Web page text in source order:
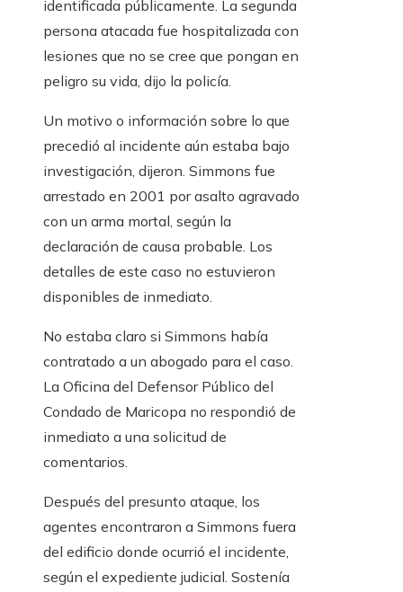
identificada públicamente. La segunda
persona atacada fue hospitalizada con
lesiones que no se cree que pongan en
peligro su vida, dijo la policía.
Un motivo o información sobre lo que
precedió al incidente aún estaba bajo
investigación, dijeron. Simmons fue
arrestado en 2001 por asalto agravado
con un arma mortal, según la
declaración de causa probable. Los
detalles de este caso no estuvieron
disponibles de inmediato.
No estaba claro si Simmons había
contratado a un abogado para el caso.
La Oficina del Defensor Público del
Condado de Maricopa no respondió de
inmediato a una solicitud de
comentarios.
Después del presunto ataque, los
agentes encontraron a Simmons fuera
del edificio donde ocurrió el incidente,
según el expediente judicial. Sostenía